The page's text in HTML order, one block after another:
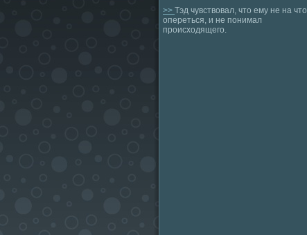
>> Тэд чувствовал, что ему не на что
опереться, и не понимал
происходящего.